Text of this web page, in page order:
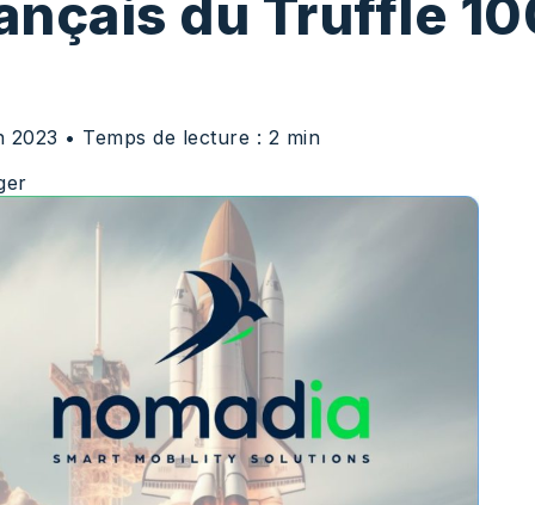
du Truffle
2023 • Temps de lecture : 2 min